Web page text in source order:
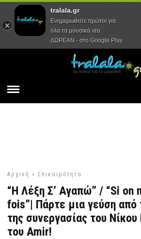
Αρχική Συνεντεύξεις
Αρχική » Επικαιρότητα
“Η Λέξη Σ’ Αγαπώ” / “Si on
fois”| Πάρτε μια γεύση
της συνεργασίας του Νίκου
του Amir!
tralala.gr
Ενημερωθείτε πρώτοι για
όλα τα μουσικά νέα
ΔΩΡΕΑΝ - στο Google Play